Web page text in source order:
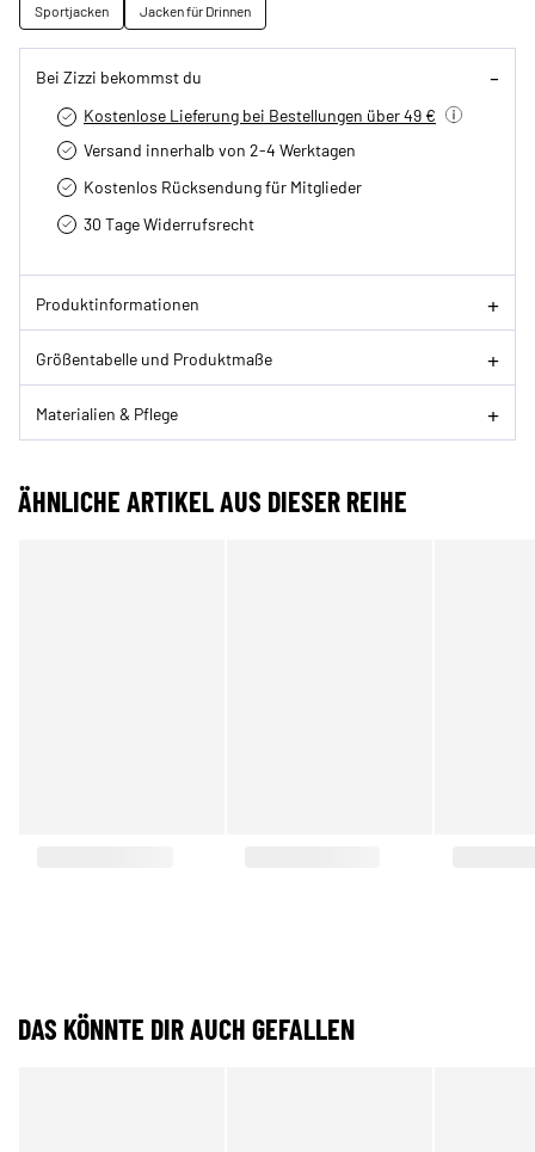
Sportjacken Jacken für Drinnen
Bei Zizzi bekommst du
Kostenlose Lieferung bei Bestellungen über 49 €
Versand innerhalb von 2-4 Werktagen
Kostenlos Rücksendung für Mitglieder
30 Tage Widerrufsrecht
Produktinformationen
Größentabelle und Produktmaße
Materialien & Pflege
ÄHNLICHE ARTIKEL AUS DIESER REIHE
DAS KÖNNTE DIR AUCH GEFALLEN